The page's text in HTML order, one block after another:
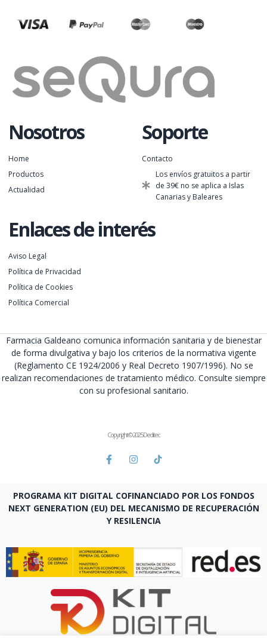
Nosotros
Home
Productos
Actualidad
Soporte
Contacto
Los envíos gratuitos a partir
de 39€ no se aplica a Islas
Canarias y Baleares
Enlaces de interés
Aviso Legal
Política de Privacidad
Política de Cookies
Política Comercial
Farmacia Galdeano comunica información sanitaria y de bienestar
de forma divulgativa y bajo los criterios de la normativa vigente
(Reglamento CE 1924/2006 y Real Decreto 1907/1996). No se
realizan recomendaciones de tratamiento médico. Consulte siempre
con su profesional sanitario.
Copyright © 2025 Deditec
PROGRAMA KIT DIGITAL COFINANCIADO POR LOS FONDOS
NEXT GENERATION (EU) DEL MECANISMO DE RECUPERACIÓN
Y RESILENCIA